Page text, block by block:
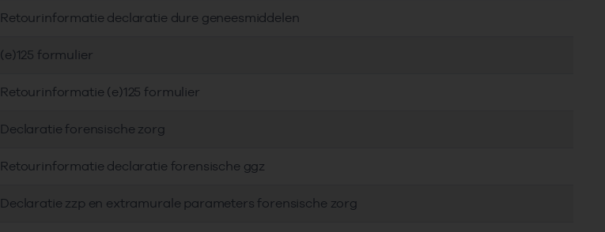
Retourinformatie declaratie dure geneesmiddelen
(e)125 formulier
Retourinformatie (e)125 formulier
Declaratie forensische zorg
Retourinformatie declaratie forensische ggz
Declaratie zzp en extramurale parameters forensische zorg